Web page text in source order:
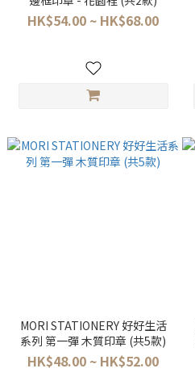
HK$54.00 ~ HK$68.00
MORI STATIONERY 好好生活
系列 第一彈 木質印章 (共5款)
HK$48.00 ~ HK$52.00